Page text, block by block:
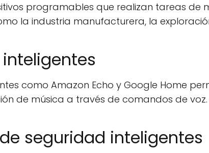
programables que realizan tareas de
la industria manufacturera, la
como Amazon Echo y Google Home
de música a través de comandos de voz.
seguridad inteligentes